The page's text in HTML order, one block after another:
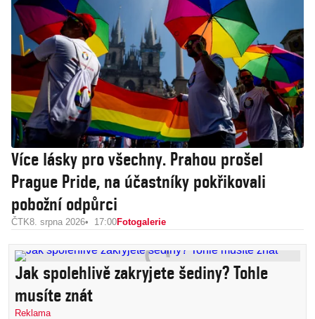
Více lásky pro všechny. Prahou prošel
Prague Pride, na účastníky pokřikovali
pobožní odpůrci
ČTK8. srpna 2026 17:00Fotogalerie
Jak spolehlivě zakryjete šediny? Tohle
musíte znát
Reklama